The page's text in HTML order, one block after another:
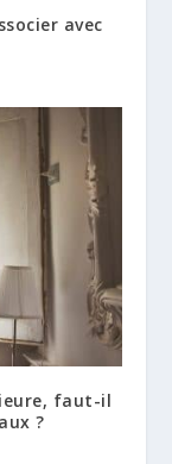
avec
faut-il
?